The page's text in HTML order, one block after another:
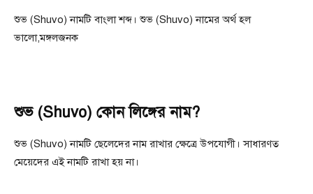
শুভ (Shuvo) নামটি বাংলা শব্দ। শুভ (Shuvo) নামের অর্থ হল
ভালো,মঙ্গলজনক
শুভ (Shuvo) কোন লিঙ্গের নাম?
শুভ (Shuvo) নামটি ছেলেদের নাম রাখার ক্ষেত্রে উপযোগী। সাধারণত
মেয়েদের এই নামটি রাখা হয় না।